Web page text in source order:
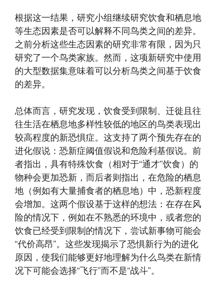
根据这一结果，研究小组继续研究饮食和栖息地
等生态因素是否可以解释不同鸟类之间的差异。
之前分析这些生态因素的研究非常有限，因为只
研究了一个鸟类家族。然而，这项新研究中使用
的大型数据集意味着可以分析鸟类之间基于饮食
的差异。
总体而言，研究发现，饮食受到限制、迁徙且往
往生活在栖息地多样性较低的地区的鸟类表现出
较高程度的新恐惧症。这支持了两个预先存在的
进化假说：恐新症阈值假说和危险利基假说。前
者指出，具有特殊饮食（相对于“通才”饮食）的
物种会更加恐新，而后者则指出，在危险的栖息
地（例如有大量捕食者的栖息地）中，恐新程度
会增加。这两个假设基于这样的想法：在存在风
险的情况下，例如在不熟悉的环境中，或者您的
饮食已经受到限制的情况下，尝试新事物可能会
“代价高昂”。这些发现揭示了恐惧新行为的进化
原因，使我们能够更好地理解为什么鸟类在新情
况下可能会选择“飞行”而不是“战斗”。